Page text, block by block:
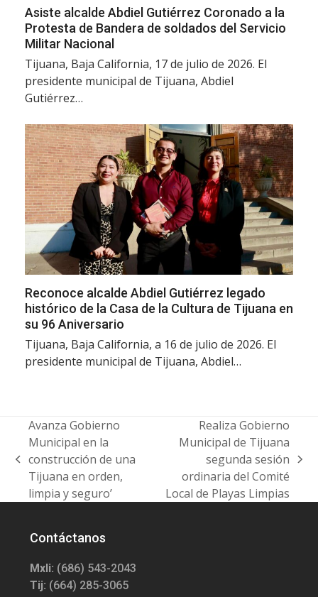
Asiste alcalde Abdiel Gutiérrez Coronado a la
Protesta de Bandera de soldados del Servicio
Militar Nacional
Tijuana, Baja California, 17 de julio de 2026. El
presidente municipal de Tijuana, Abdiel
Gutiérrez…
Reconoce alcalde Abdiel Gutiérrez legado
histórico de la Casa de la Cultura de Tijuana en
su 96 Aniversario
Tijuana, Baja California, a 16 de julio de 2026. El
presidente municipal de Tijuana, Abdiel…
previous
post:
Avanza Gobierno
Municipal en la
construcción de una
Tijuana en orden,
limpia y seguro’
post:
Realiza Gobierno
Municipal de Tijuana
segunda sesión
ordinaria del Comité
Local de Playas Limpias
Contáctanos
Mxli: (686) 543-2043
Tij: (664) 285-3065